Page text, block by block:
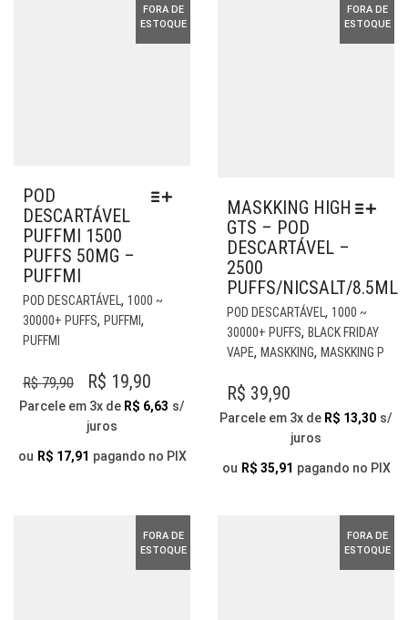
DO
PRODUTO
FORA DE
ESTOQUE
POD
DESCARTÁVEL
PUFFMI 1500
PUFFS 50MG –
PUFFMI
POD DESCARTÁVEL, 1000 ~
30000+ PUFFS, PUFFMI ,
PUFFMI
PRODUTO
OPÇÕES
SER
ESCOLHIDAS
PÁGINA
DO
PRODUTO
R$79,90
O
PREÇO
ORIGINAL
ERA:
R$ 19,90
PREÇO
É:
Parcele em 3x de R$ 6,63 s/
juros
ou R$ 17,91 pagando no PIX
FORA DE
ESTOQUE
MASKKING HIGH
GTS – POD
DESCARTÁVEL –
2500
PUFFS/NICSALT/8.5ML
POD DESCARTÁVEL, 1000 ~
30000+ PUFFS, BLACK FRIDAY
VAPE, MASKKING, MASKKING P
SER
DO
R$ 39,90
Parcele em 3x de R$ 13,30 s/
juros
ou R$ 35,91 pagando no PIX
FORA DE
ESTOQUE
FORA DE
ESTOQUE